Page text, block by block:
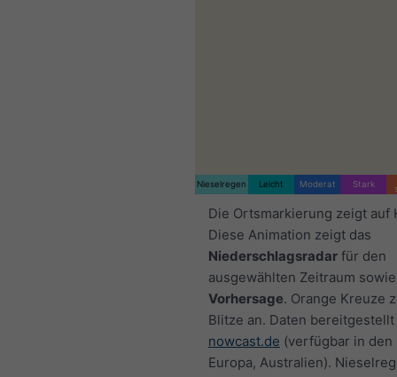
Nieselregen Leicht Moderat Stark
Die Ortsmarkierung zeigt auf
Diese Animation zeigt das
Niederschlagsradar für den
ausgewählten Zeitraum
Vorhersage. Orange Kreuze
Blitze an. Daten
nowcast.de (verfügbar in den
Europa, Australien).